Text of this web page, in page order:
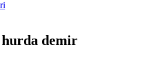
demir